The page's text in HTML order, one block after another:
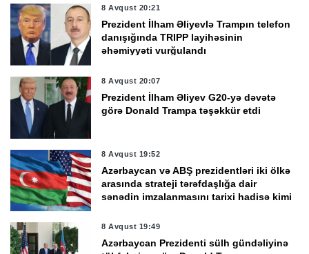
8 Avqust 20:21
Prezident İlham Əliyevlə Trampın telefon
danışığında TRIPP layihəsinin
əhəmiyyəti vurğulandı
8 Avqust 20:07
Prezident İlham Əliyev G20-yə dəvətə
görə Donald Trampa təşəkkür etdi
8 Avqust 19:52
Azərbaycan və ABŞ prezidentləri iki ölkə
arasında strateji tərəfdaşlığa dair
sənədin imzalanmasını tarixi hadisə kimi
8 Avqust 19:49
Azərbaycan Prezidenti sülh gündəliyinə